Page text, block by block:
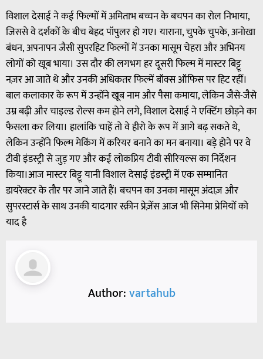
विशाल देसाई ने कई फिल्मों में अमिताभ बच्चन के बचपन का रोल निभाया,
जिससे वे दर्शकों के बीच बेहद पॉपुलर हो गए। याराना, चुपके चुपके, अनोखा
बंधन, अपनापन जैसी सुपरहिट फिल्मों में उनका मासूम चेहरा और अभिनय
लोगों को खूब भाया। उस दौर की लगभग हर दूसरी फिल्म में मास्टर बिट्टू
नज़र आ जाते थे और उनकी अधिकतर फिल्में बॉक्स ऑफिस पर हिट रहीं।
बाल कलाकार के रूप में उन्होंने खूब नाम और पैसा कमाया, लेकिन जैसे-जैसे
उम्र बढ़ी और चाइल्ड रोल्स कम होने लगे, विशाल देसाई ने एक्टिंग छोड़ने का
फैसला कर लिया। हालांकि चाहें तो वे हीरो के रूप में आगे बढ़ सकते थे,
लेकिन उन्होंने फिल्म मेकिंग में करियर बनाने का मन बनाया। बड़े होने पर वे
टीवी इंडस्ट्री से जुड़ गए और कई लोकप्रिय टीवी सीरियल्स का निर्देशन
किया।आज मास्टर बिट्टू यानी विशाल देसाई इंडस्ट्री में एक सम्मानित
डायरेक्टर के तौर पर जाने जाते हैं। बचपन का उनका मासूम अंदाज़ और
सुपरस्टार्स के साथ उनकी यादगार स्क्रीन प्रेज़ेंस आज भी सिनेमा प्रेमियों को
याद है
Author:vartahub